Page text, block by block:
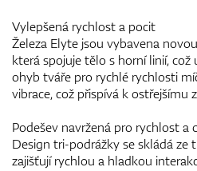
Vylepšená rychlost a pocit
Železa Elyte jsou vybavena
která spojuje tělo s horní linií,
ohyb tváře pro rychlé rychlosti
vibrace, což přispívá k ostřejšímu
Podešev navržená pro rychlost a
Design tri-podrážky se skládá ze
zajišťují rychlou a hladkou